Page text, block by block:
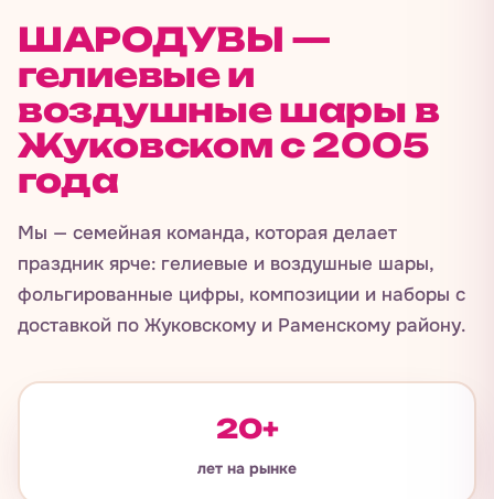
ШАРОДУВЫ —
гелиевые и
воздушные шары в
Жуковском с 2005
года
Мы — семейная команда, которая делает
праздник ярче: гелиевые и воздушные шары,
фольгированные цифры, композиции и наборы с
доставкой по Жуковскому и Раменскому району.
20+
лет на рынке